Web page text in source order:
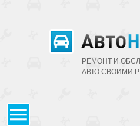
РЕМОНТ И
АВТО CВОИМИ